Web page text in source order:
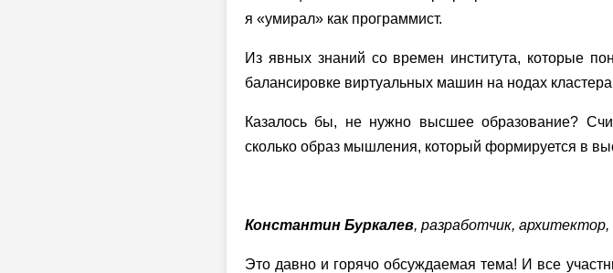
я «умирал» как программист.
Из явных знаний со времен института, которые
балансировке виртуальных машин на нодах
Казалось бы, не нужно высшее образование?
сколько образ мышления, который формируется в
Константин Буркалев, разработчик,
Это давно и горячо обсуждаемая тема! И все